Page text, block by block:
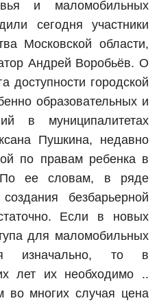
и маломобильных
сегодня участники
Московской области,
Андрей Воробьёв. О
доступности городской
образовательных и
в муниципалитетах
Пушкина, недавно
по правам ребенка в
По ее словам, в ряде
безбарьерной
Если в новых
для маломобильных
изначально, то в
лет их необходимо ..
во многих случая цена